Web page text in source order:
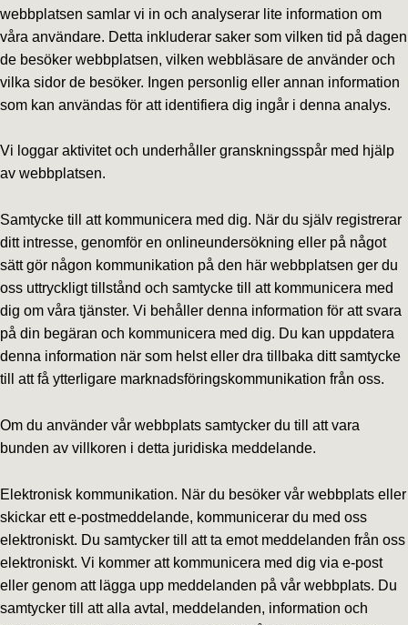
webbplatsen samlar vi in och analyserar lite information om
våra användare. Detta inkluderar saker som vilken tid på dagen
de besöker webbplatsen, vilken webbläsare de använder och
vilka sidor de besöker. Ingen personlig eller annan information
som kan användas för att identifiera dig ingår i denna analys.
Vi loggar aktivitet och underhåller granskningsspår med hjälp
av webbplatsen.
Samtycke till att kommunicera med dig. När du själv registrerar
ditt intresse, genomför en onlineundersökning eller på något
sätt gör någon kommunikation på den här webbplatsen ger du
oss uttryckligt tillstånd och samtycke till att kommunicera med
dig om våra tjänster. Vi behåller denna information för att svara
på din begäran och kommunicera med dig. Du kan uppdatera
denna information när som helst eller dra tillbaka ditt samtycke
till att få ytterligare marknadsföringskommunikation från oss.
Om du använder vår webbplats samtycker du till att vara
bunden av villkoren i detta juridiska meddelande.
Elektronisk kommunikation. När du besöker vår webbplats eller
skickar ett e-postmeddelande, kommunicerar du med oss
elektroniskt. Du samtycker till att ta emot meddelanden från oss
elektroniskt. Vi kommer att kommunicera med dig via e-post
eller genom att lägga upp meddelanden på vår webbplats. Du
samtycker till att alla avtal, meddelanden, information och